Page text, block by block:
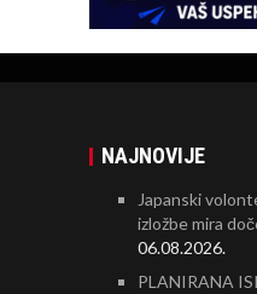
NAJNOVIJE
Japanski
izložbe mira
06.08.2026.
PLANIRANA